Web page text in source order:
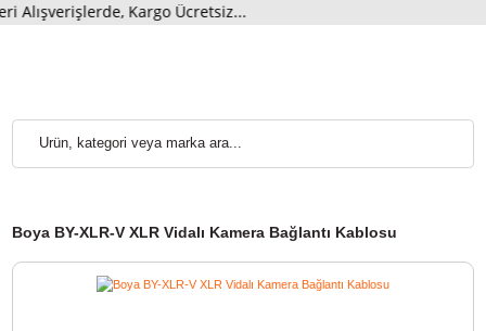
Boya BY-XLR-V XLR Vidalı Kamera Bağlantı Kablosu
Kargo Ücretsiz...